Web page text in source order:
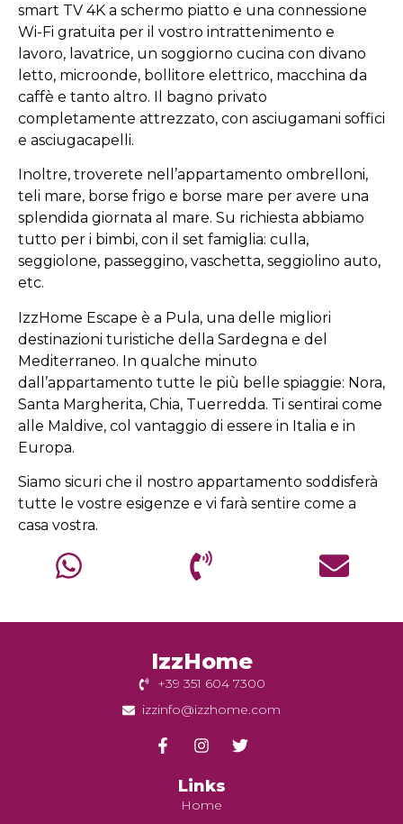
smart TV 4K a schermo piatto e una connessione
Wi-Fi gratuita per il vostro intrattenimento e
lavoro, lavatrice, un soggiorno cucina con divano
letto, microonde, bollitore elettrico, macchina da
caffè e tanto altro. Il bagno privato
completamente attrezzato, con asciugamani soffici
e asciugacapelli.
Inoltre, troverete nell’appartamento ombrelloni,
teli mare, borse frigo e borse mare per avere una
splendida giornata al mare. Su richiesta abbiamo
tutto per i bimbi, con il set famiglia: culla,
seggiolone, passeggino, vaschetta, seggiolino auto,
etc.
IzzHome Escape è a Pula, una delle migliori
destinazioni turistiche della Sardegna e del
Mediterraneo. In qualche minuto
dall’appartamento tutte le più belle spiaggie: Nora,
Santa Margherita, Chia, Tuerredda. Ti sentirai come
alle Maldive, col vantaggio di essere in Italia e in
Europa.
Siamo sicuri che il nostro appartamento soddisferà
tutte le vostre esigenze e vi farà sentire come a
casa vostra.
IzzHome
+39 351 604 7300
izzinfo@izzhome.com
Links
Home